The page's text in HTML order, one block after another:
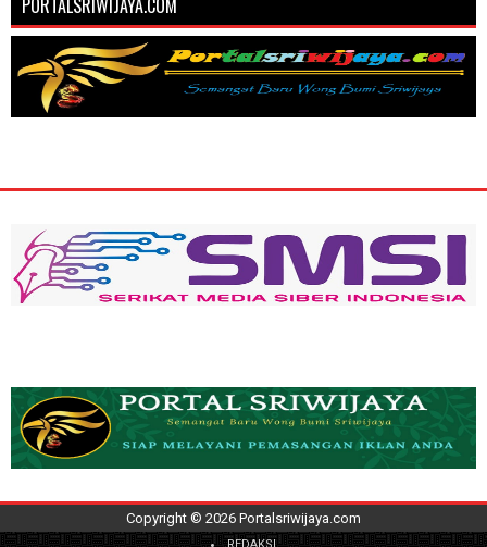
PORTALSRIWIJAYA.COM
Copyright © 2026 Portalsriwijaya.com